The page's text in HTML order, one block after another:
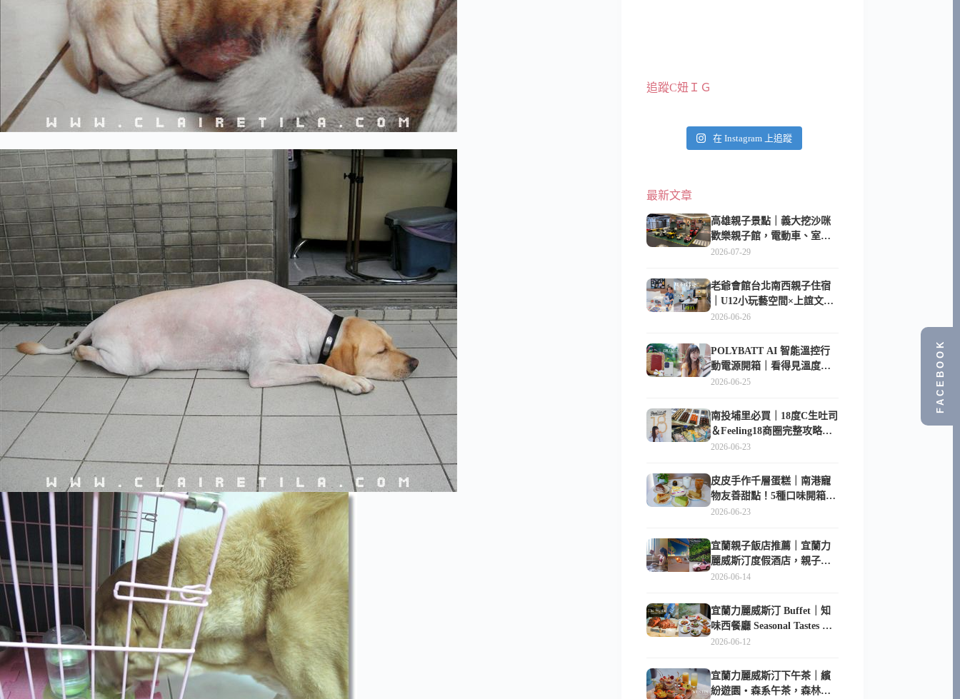
追蹤C妞ＩＧ
在 Instagram 上追蹤
最新文章
高雄親子景點｜義大挖沙咪
歡樂親子館，電動車、室內
沙坑、互動球池一票玩到底
2026-07-29
老爺會館台北南西親子住宿
｜U12小玩藝空間×上誼文
化，暑假帶孩子這樣玩
2026-06-26
POLYBATT AI 智能溫控行
動電源開箱｜看得見溫度與
電量，外出更安心的
2026-06-25
南投埔里必買｜18度C生吐司
＆Feeling18商圈完整攻略，
在地人帶路這樣逛
2026-06-23
皮皮手作千層蛋糕｜南港寵
物友善甜點！5種口味開箱，
比Lady M便宜一半的台北隱
2026-06-23
宜蘭親子飯店推薦｜宜蘭力
麗威斯汀度假酒店，親子
房、Buffet、泳池、兒童俱樂
2026-06-14
宜蘭力麗威斯汀 Buffet｜知
味西餐廳 Seasonal Tastes 晚
餐早餐吃什麼？
2026-06-12
宜蘭力麗威斯汀下午茶｜繽
紛遊園・森系午茶，森林系
FACEBOOK